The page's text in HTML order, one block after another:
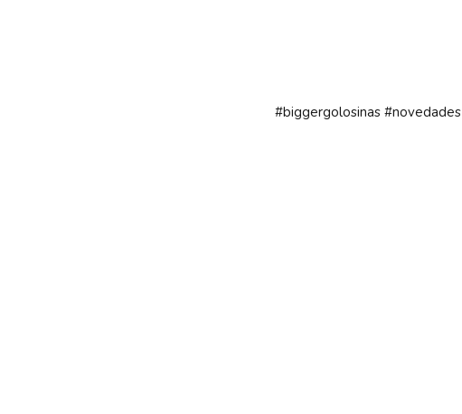
#biggergolosinas #novedades